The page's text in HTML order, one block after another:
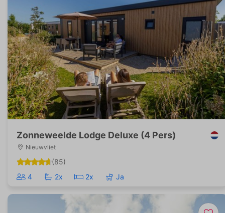
Zonneweelde Lodge Deluxe (4 Pers)
Nieuwvliet
(85)
4
2x 2x Ja